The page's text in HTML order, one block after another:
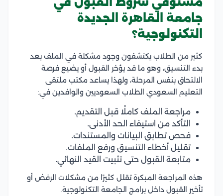
جامعة القاهرة الجديدة
التكنولوجية؟
كثير من الطلاب يكتشفون وجود مشكلة في الملف بعد
بدء التنسيق، وهو ما قد يؤخر القبول أو يضيع فرصة
الالتحاق بنفس المرحلة، ولهذا يساعد مكتب ملتقى
التعليم السعودي الطلاب السعوديين والوافدين في:
مراجعة الملف كاملًا قبل التقديم.
التأكد من استيفاء الحد الأدنى.
فحص تطابق البيانات والمستندات.
تقليل أخطاء التنسيق ورفع الملفات.
متابعة القبول حتى تثبيت القيد النهائي.
هذه المراجعة المبكرة تقلل كثيرًا من مشكلات الرفض أو
تأخير القبول داخل برامج الجامعة التكنولوجية.